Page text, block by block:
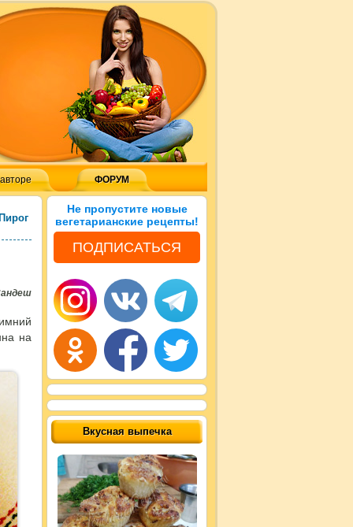
ФОРУМ
на
Не пропустите новые
вегетарианские рецепты!
ПОДПИСАТЬСЯ
Вкусная выпечка